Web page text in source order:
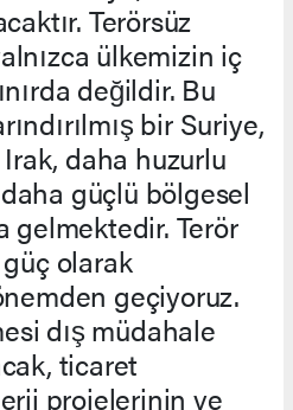
Terörsüz
ülkemizin iç
değildir. Bu
bir Suriye,
daha huzurlu
güçlü bölgesel
gelmektedir. Terör
olarak
geçiyoruz.
dış müdahale
ticaret
projelerinin ve